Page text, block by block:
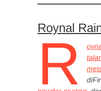
Roynal
R